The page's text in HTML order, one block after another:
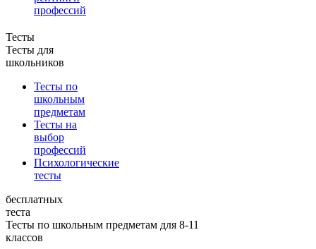
профессий
Тесты
Тесты для
школьников
Тесты по
школьным
предметам
Тесты на
выбор
профессий
Психологические
тесты
бесплатных
теста
Тесты по школьным предметам для 8-11
классов